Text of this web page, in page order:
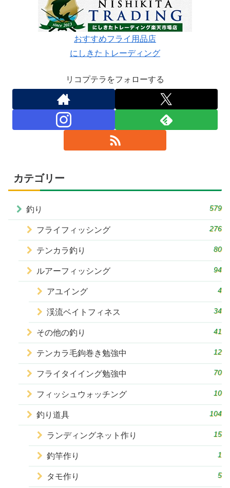
おすすめフライ用品店
にしきたトレーディング
リコプテラをフォローする
カテゴリー
釣り 579
フライフィッシング 276
テンカラ釣り 80
ルアーフィッシング 94
アユイング 4
渓流ベイトフィネス 34
その他の釣り 41
テンカラ毛鉤巻き勉強中 12
フライタイイング勉強中 70
フィッシュウォッチング 10
釣り道具 104
ランディングネット作り 15
釣竿作り 1
タモ作り 5